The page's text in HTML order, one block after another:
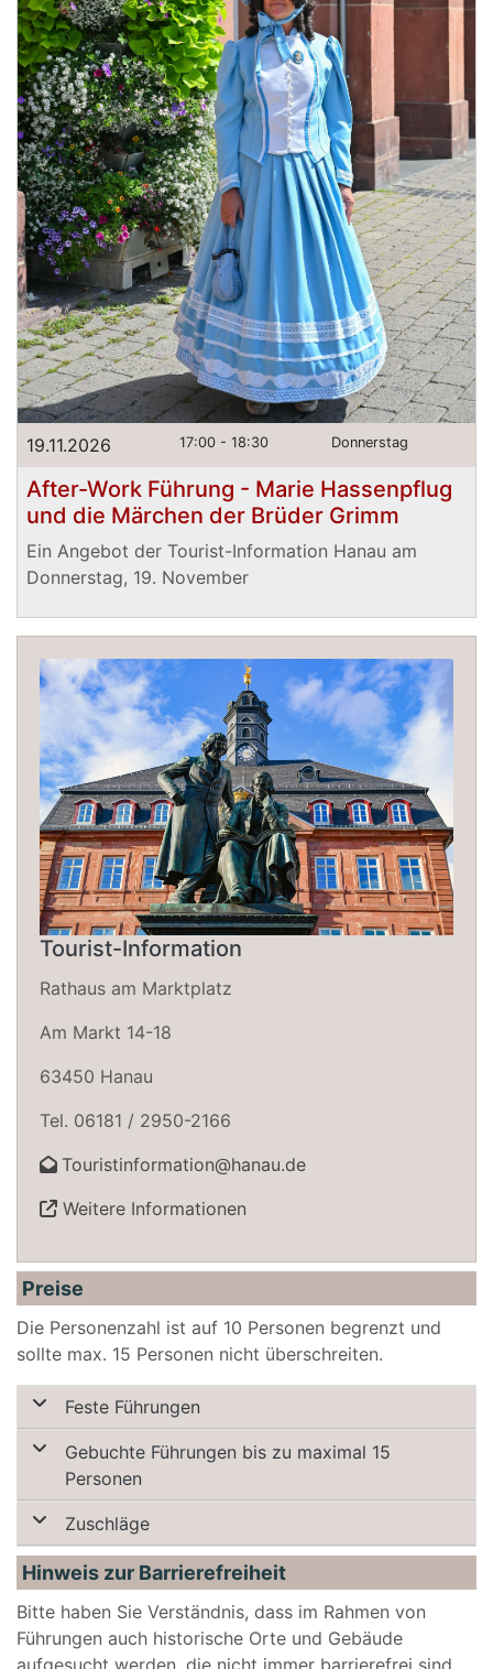
19.11.2026 17:00 - 18:30 Donnerstag
After-Work Führung - Marie Hassenpflug
und die Märchen der Brüder Grimm
Ein Angebot der Tourist-Information Hanau am
Donnerstag, 19. November
Tourist-Information
Rathaus am Marktplatz
Am Markt 14-18
63450 Hanau
Tel. 06181 / 2950-2166
Touristinformation@hanau.de
Weitere Informationen
Preise
Die Personenzahl ist auf 10 Personen begrenzt und
sollte max. 15 Personen nicht überschreiten.
Feste Führungen
Gebuchte Führungen bis zu maximal 15
Personen
Zuschläge
Hinweis zur Barrierefreiheit
Bitte haben Sie Verständnis, dass im Rahmen von
Führungen auch historische Orte und Gebäude
aufgesucht werden, die nicht immer barrierefrei sind.